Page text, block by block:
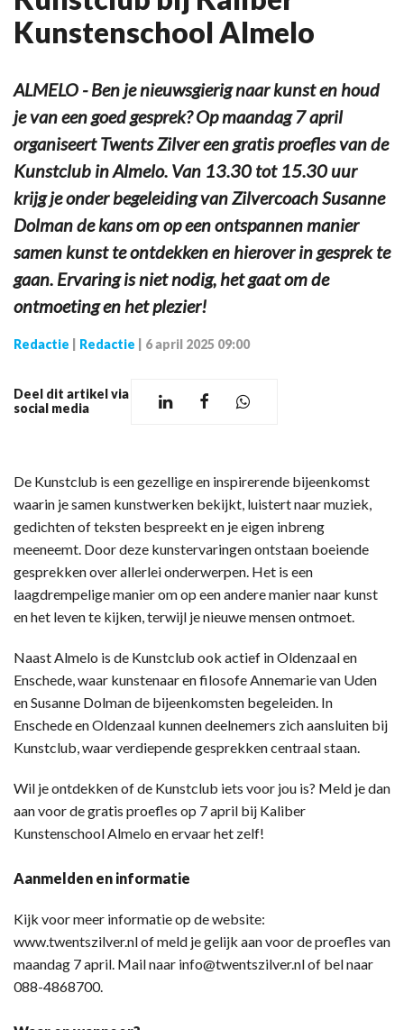
Kunstenschool Almelo
ALMELO - Ben je nieuwsgierig naar kunst en houd
je van een goed gesprek? Op maandag 7 april
organiseert Twents Zilver een gratis proefles van de
Kunstclub in Almelo. Van 13.30 tot 15.30 uur
krijg je onder begeleiding van Zilvercoach Susanne
Dolman de kans om op een ontspannen manier
samen kunst te ontdekken en hierover in gesprek te
gaan. Ervaring is niet nodig, het gaat om de
ontmoeting en het plezier!
Redactie Redactie 6 april 2025 09:00
Deel dit artikel via
social media
De Kunstclub is een gezellige en inspirerende bijeenkomst
waarin je samen kunstwerken bekijkt, luistert naar muziek,
gedichten of teksten bespreekt en je eigen inbreng
meeneemt. Door deze kunstervaringen ontstaan boeiende
gesprekken over allerlei onderwerpen. Het is een
laagdrempelige manier om op een andere manier naar kunst
en het leven te kijken, terwijl je nieuwe mensen ontmoet.
Naast Almelo is de Kunstclub ook actief in Oldenzaal en
Enschede, waar kunstenaar en filosofe Annemarie van Uden
en Susanne Dolman de bijeenkomsten begeleiden. In
Enschede en Oldenzaal kunnen deelnemers zich aansluiten bij
Kunstclub, waar verdiepende gesprekken centraal staan.
Wil je ontdekken of de Kunstclub iets voor jou is? Meld je dan
aan voor de gratis proefles op 7 april bij Kaliber
Kunstenschool Almelo en ervaar het zelf!
Aanmelden en informatie
Kijk voor meer informatie op de website:
www.twentszilver.nl of meld je gelijk aan voor de proefles van
maandag 7 april. Mail naar info@twentszilver.nl of bel naar
088-4868700.